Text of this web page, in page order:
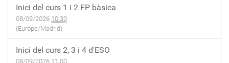
Inici del curs 1 i 2 FP bàsica
08/09/2026 10:30
(Europe/Madrid)
Inici del curs 2, 3 i 4 d'ESO
08/09/2026 11:00